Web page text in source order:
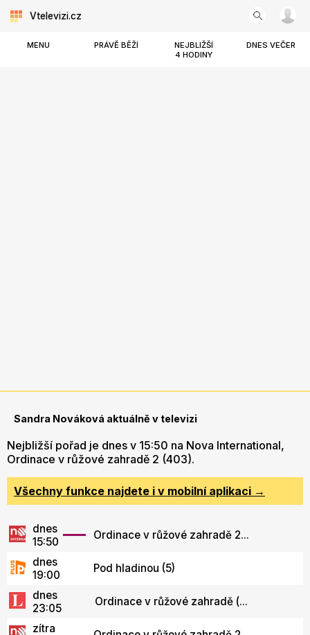
Vtelevizi.cz
MENU PRÁVĚ BĚŽÍ
NEJBLIŽŠÍ
4 HODINY
DNES VEČER
Sandra Nováková aktuálně v televizi
Nejbližší pořad je dnes v 15:50 na Nova International,
Ordinace v růžové zahradě 2 (403).
Všechny funkce najdete i v mobilní aplikaci →
dnes
15:50
Ordinace v růžové zahradě 2...
dnes
19:00
Pod hladinou (5)
dnes
23:05
Ordinace v růžové zahradě (...
zítra